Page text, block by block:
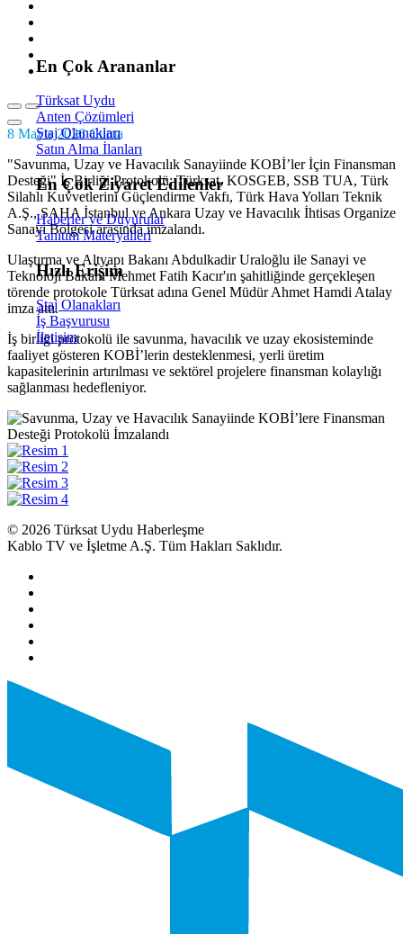
Pazarlama Çerezleri
Bu çerezler, reklamcılar tarafından ilgi alanlarınıza göre reklam
Tümünü Reddet
Tümünü Kabul Et
En Çok Arananlar
Türksat Uydu
Anten Çözümleri
Staj Olanakları
Satın Alma İlanları
En Çok Ziyaret Edilenler
Haberler ve Duyurular
Tanıtım Materyalleri
Hızlı Erişim
Staj Olanakları
İş Başvurusu
İletişim
8 Mayıs 2026 Cuma
"Savunma, Uzay ve Havacılık Sanayiinde KOBİ’ler İçin Finansman
Desteği" İş Birliği Protokolü; Türksat, KOSGEB, SSB TUA, Türk
Silahlı Kuvvetlerini Güçlendirme Vakfı, Türk Hava Yolları Teknik
A.Ş., SAHA İstanbul ve Ankara Uzay ve Havacılık İhtisas Organize
Sanayi Bölgesi arasında imzalandı.
Ulaştırma ve Altyapı Bakanı Abdulkadir Uraloğlu ile Sanayi ve
Teknoloji Bakanı Mehmet Fatih Kacır'ın şahitliğinde gerçekleşen
törende protokole Türksat adına Genel Müdür Ahmet Hamdi Atalay
imza attı.
İş birliği protokolü ile savunma, havacılık ve uzay ekosisteminde
faaliyet gösteren KOBİ’lerin desteklenmesi, yerli üretim
kapasitelerinin artırılması ve sektörel projelere finansman kolaylığı
sağlanması hedefleniyor.
© 2026 Türksat Uydu Haberleşme
Kablo TV ve İşletme A.Ş. Tüm Hakları Saklıdır.